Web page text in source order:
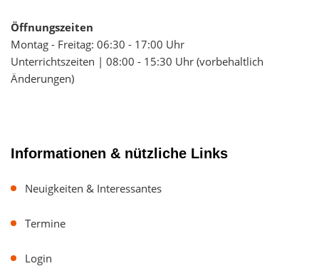
Öffnungszeiten
Montag - Freitag: 06:30 - 17:00 Uhr
Unterrichtszeiten | 08:00 - 15:30 Uhr (vorbehaltlich
Änderungen)
Informationen & nützliche Links
Neuigkeiten & Interessantes
Termine
Login